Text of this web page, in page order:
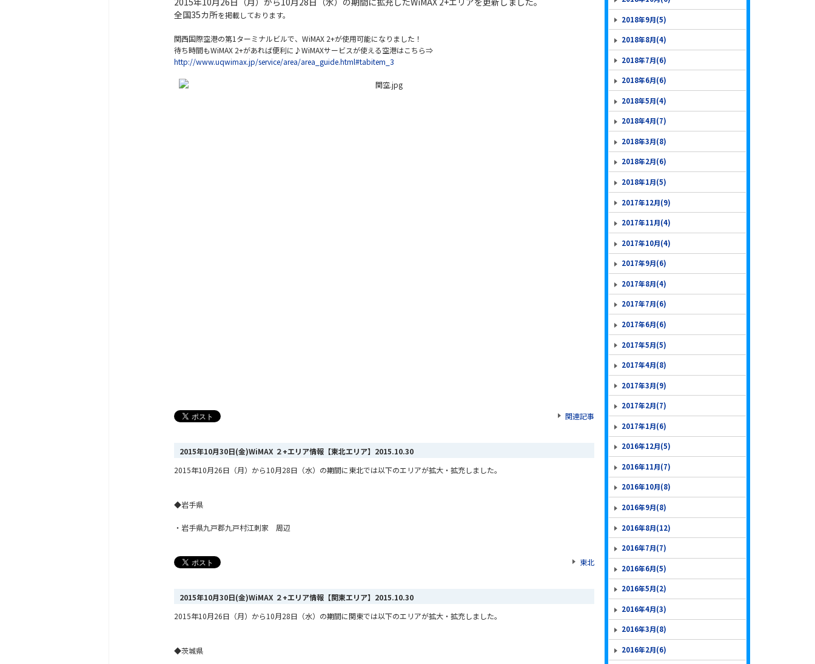
全国35カ所を掲載しております。
関西国際空港の第1ターミナルビルで、WiMAX 2+が使用可能になりました！
待ち時間もWiMAX 2+があれば便利に♪WiMAXサービスが使える空港はこちら⇒
http://www.uqwimax.jp/service/area/area_guide.html#tabitem_3
関連記事
2015年10月30日(金)WiMAX ２+エリア情報【東北エリア】 2015.10.30
2015年10月26日（月）から10月28日（水）の期間に東北では以下のエリアが拡大・拡充しました。
◆岩手県
・岩手県九戸郡九戸村江刺家 周辺
東北
2015年10月30日(金)WiMAX ２+エリア情報【関東エリア】 2015.10.30
2015年10月26日（月）から10月28日（水）の期間に関東では以下のエリアが拡大・拡充しました。
◆茨城県
2018年9月(5)
2018年8月(4)
2018年7月(6)
2018年6月(6)
2018年5月(4)
2018年4月(7)
2018年3月(8)
2018年2月(6)
2018年1月(5)
2017年12月(9)
2017年11月(4)
2017年10月(4)
2017年9月(6)
2017年8月(4)
2017年7月(6)
2017年6月(6)
2017年5月(5)
2017年4月(8)
2017年3月(9)
2017年2月(7)
2017年1月(6)
2016年12月(5)
2016年11月(7)
2016年10月(8)
2016年9月(8)
2016年8月(12)
2016年7月(7)
2016年6月(5)
2016年5月(2)
2016年4月(3)
2016年3月(8)
2016年2月(6)